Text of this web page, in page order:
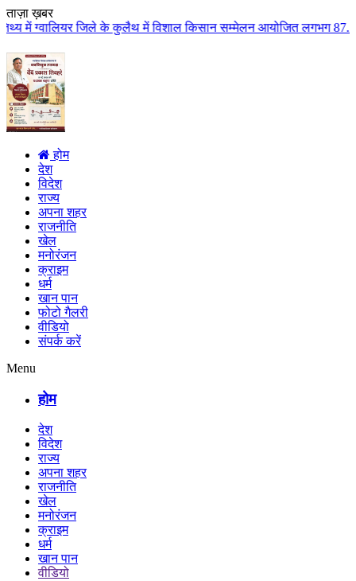
ताज़ा ख़बर
में विशाल किसान सम्मेलन आयोजित लगभग 87.21 करोड़ लागत के 41
होम
देश
विदेश
राज्य
अपना शहर
राजनीति
खेल
मनोरंजन
क्राइम
धर्म
खान पान
फोटो गैलरी
वीडियो
संपर्क करें
Menu
होम
देश
विदेश
राज्य
अपना शहर
राजनीति
खेल
मनोरंजन
क्राइम
धर्म
खान पान
वीडियो